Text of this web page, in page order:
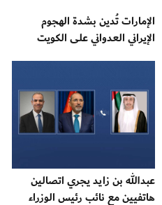
الإمارات تُدين بشدة الهجوم
الإيراني العدواني على الكويت
عبدالله بن زايد يجري اتصالين
هاتفيين مع نائب رئيس الوزراء